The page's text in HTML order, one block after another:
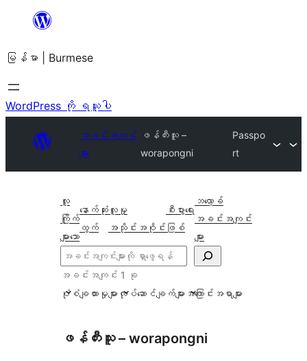
အကြောင်းအရာ
ကျော်သွား
ရန်
မြန်မာ | Burmese
WordPress ကို ရယူပါ
အခင်းအကျင်း
များ
ဖန်တီးသူ –
worapongni
Passpo
rt
လူ
ကြိုက်
များသော
နောက်ဆုံး
ထွက်
လူမှု
အသိုင်းအဝိုင်း
စီးပွားရေး
ဖြစ်
ဘလော့ခ်
အခင်းအကျင်း
များ
ရှာ
ပါ
အခင်းအကျင်း 1 ခု
ပုံစံချထားမှုများ လုပ်ဆောင်ချက်များ အကြောင်းအရာများ
ဖန်တီးသူ – worapongni